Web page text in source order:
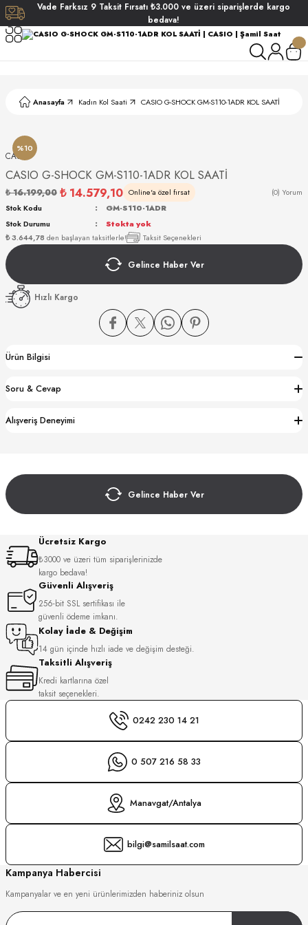
Vade Farksız 9 Taksit Fırsatı ₺3.000 ve üzeri siparişlerde kargo
bedava!
Anasayfa Kadın Kol Saati CASIO G-SHOCK GM-S110-1ADR KOL SAATİ
%10
CASIO
CASIO G-SHOCK GM-S110-1ADR KOL SAATİ
₺ 16.199,00 ₺ 14.579,10 Online'a özel fırsat (0) Yorum
₺ 3.644,78 den başlayan taksitlerle! Taksit Seçenekleri
Stok Kodu
GM-S110-1ADR
Stok Durumu
Stokta yok
Gelince Haber Ver
Hızlı Kargo
Ürün Bilgisi
Soru & Cevap
Alışveriş Deneyimi
Gelince Haber Ver
Ücretsiz Kargo
₺3000 ve üzeri tüm siparişlerinizde
kargo bedava!
Güvenli Alışveriş
256-bit SSL sertifikası ile
güvenli ödeme imkanı.
Kolay İade & Değişim
14 gün içinde hızlı iade ve değişim desteği.
Taksitli Alışveriş
Kredi kartlarına özel
taksit seçenekleri.
0242 230 14 21
0 507 216 58 33
Manavgat/Antalya
bilgi@samilsaat.com
Kampanya Habercisi
Kampanyalar ve en yeni ürünlerimizden haberiniz olsun